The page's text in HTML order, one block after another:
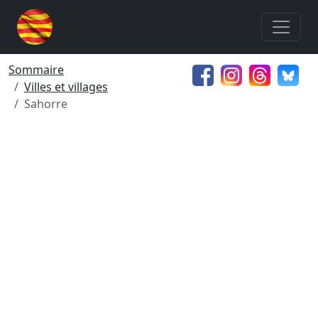
Sommaire
Villes et villages
Sahorre